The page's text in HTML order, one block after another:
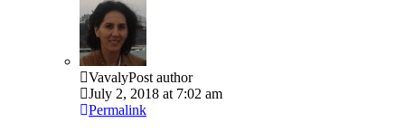
VavalyPost author
July 2, 2018 at 7:02 am
Permalink